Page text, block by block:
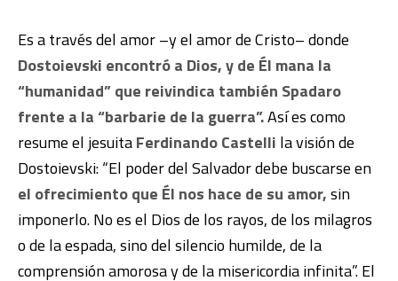
Es a través del amor –y el amor de Cristo– donde
Dostoievski encontró a Dios, y de Él mana la
“humanidad” que reivindica también Spadaro
frente a la “barbarie de la guerra”.Así es como
resume el jesuitaFerdinando Castelli la visión de
Dostoievski: “El poder del Salvador debe buscarse en
el ofrecimiento que Él nos hace de su amor,sin
imponerlo. No es el Dios de los rayos, de los milagros
o de la espada, sino del silencio humilde, de la
comprensión amorosa y de la misericordia infinita”. El